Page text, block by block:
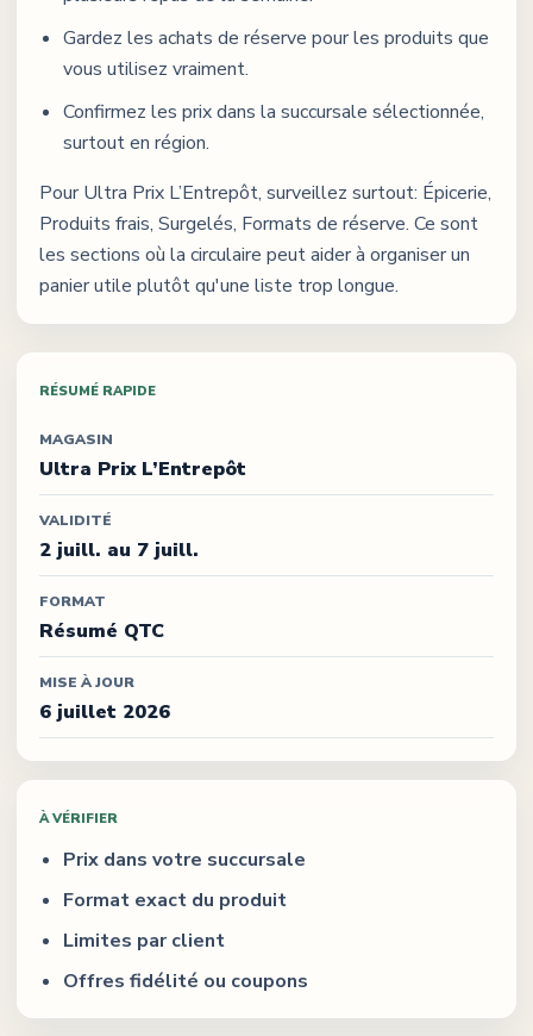
Gardez les achats de réserve pour les produits que
vous utilisez vraiment.
Confirmez les prix dans la succursale sélectionnée,
surtout en région.
PourUltra Prix L’Entrepôt, surveillez surtout: Épicerie,
Produits frais, Surgelés, Formats de réserve. Ce sont
les sections où la circulaire peut aider à organiser un
panier utile plutôt qu'une liste trop longue.
RÉSUMÉ RAPIDE
MAGASIN
Ultra Prix L’Entrepôt
VALIDITÉ
2 juill. au 7 juill.
FORMAT
Résumé QTC
MISE À JOUR
6 juillet 2026
À VÉRIFIER
Prix dans votre succursale
Format exact du produit
Limites par client
Offres fidélité ou coupons